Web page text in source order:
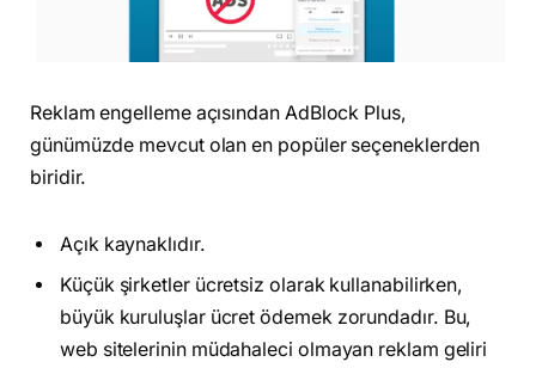
Reklam engelleme açısından AdBlock Plus,
günümüzde mevcut olan en popüler seçeneklerden
biridir.
Açık kaynaklıdır.
Küçük şirketler ücretsiz olarak kullanabilirken,
büyük kuruluşlar ücret ödemek zorundadır. Bu,
web sitelerinin müdahaleci olmayan reklam geliri